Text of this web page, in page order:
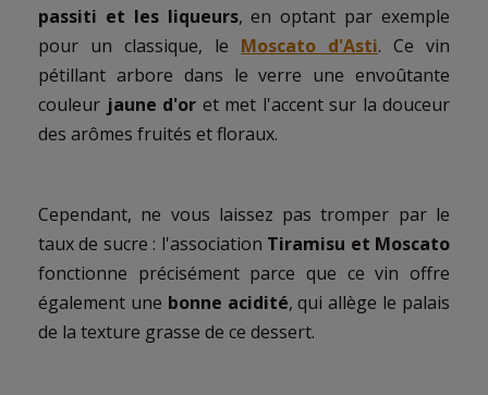
passiti et les liqueurs, en optant par exemple
pour un classique, le Moscato d'Asti. Ce vin
pétillant arbore dans le verre une envoûtante
couleur jaune d'or et met l'accent sur la douceur
des arômes fruités et floraux.
Cependant, ne vous laissez pas tromper par le
taux de sucre : l'association Tiramisu et Moscato
fonctionne précisément parce que ce vin offre
également une bonne acidité, qui allège le palais
de la texture grasse de ce dessert.